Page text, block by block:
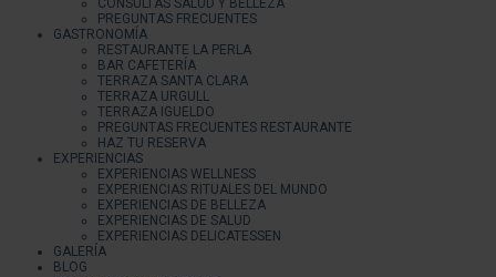
CONSULTAS SALUD Y BELLEZA
PREGUNTAS FRECUENTES
GASTRONOMÍA
RESTAURANTE LA PERLA
BAR CAFETERÍA
TERRAZA SANTA CLARA
TERRAZA URGULL
TERRAZA IGUELDO
PREGUNTAS FRECUENTES RESTAURANTE
HAZ TU RESERVA
EXPERIENCIAS
EXPERIENCIAS WELLNESS
EXPERIENCIAS RITUALES DEL MUNDO
EXPERIENCIAS DE BELLEZA
EXPERIENCIAS DE SALUD
EXPERIENCIAS DELICATESSEN
GALERÍA
BLOG